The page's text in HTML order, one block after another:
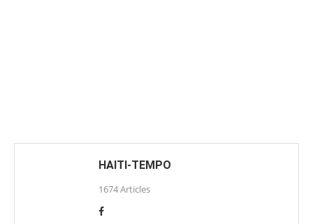
HAITI-TEMPO
1674 Articles